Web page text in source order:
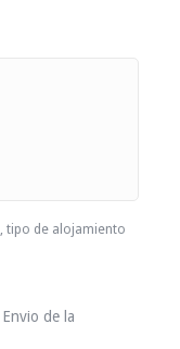
tipo de alojamiento
de la